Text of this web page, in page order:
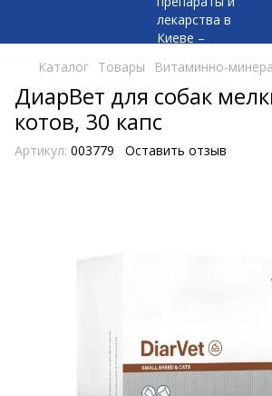
Каталог Товары Витаминно-
ДиарВет для собак
котов, 30 капс
Артикул: 003779 Оставить отзыв